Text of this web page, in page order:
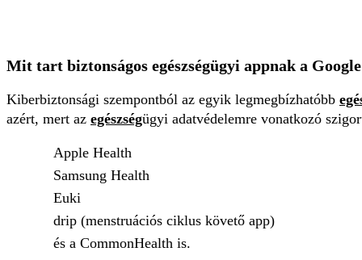
Mit tart biztonságos egészségügyi appnak a
Kiberbiztonsági szempontból az egyik legmegbízhatóbb
azért, mert az egészségügyi adatvédelemre vonatkozó
Apple Health
Samsung Health
Euki
drip (menstruációs ciklus követő app)
és a CommonHealth is.